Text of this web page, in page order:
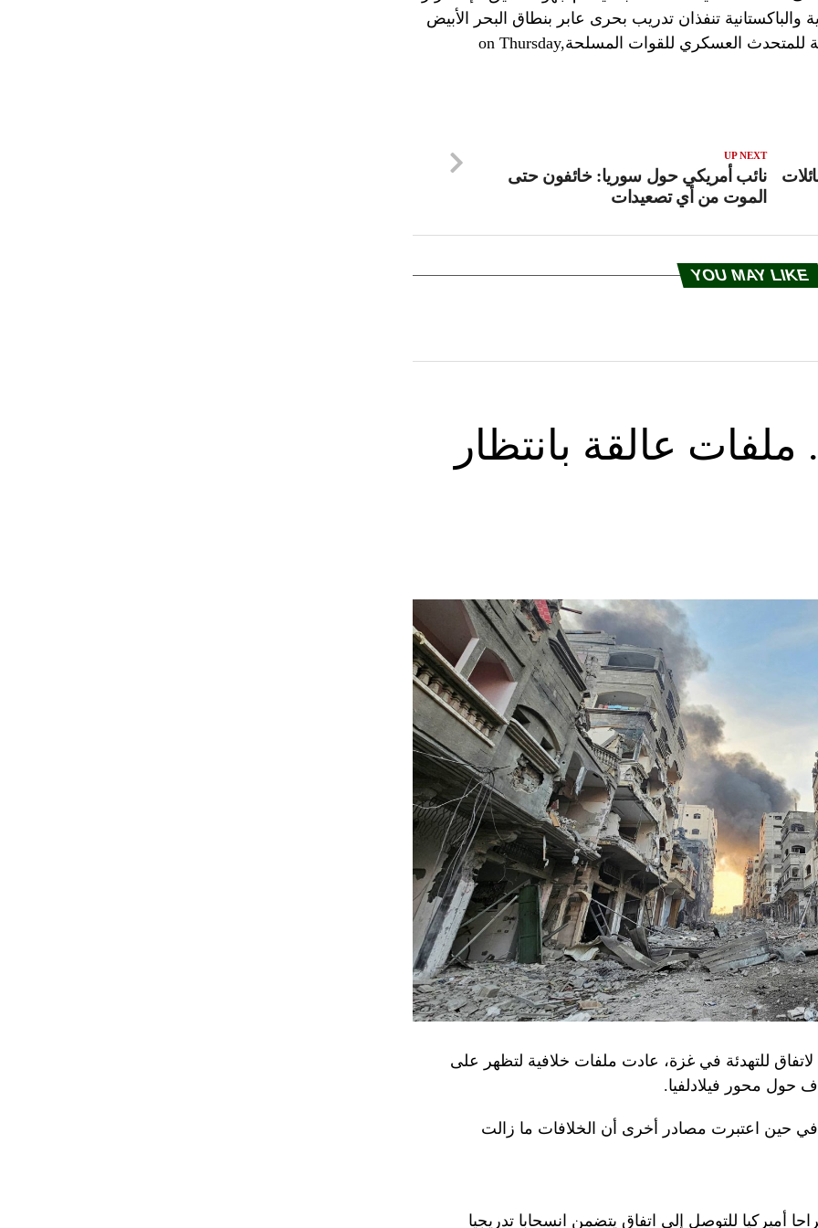
والباكستانية تنفذان تدريب بحرى عابر بنطاق البحر الأبيض
المتوسط ……Posted by ‎الصفحة الرسمية للمتحدث العسكري للقوات المسلحة‎ on Thursday,
UP NEXT
نائب أمريكي حول سوريا: خائفون حتى
الموت من أي تصعيدات
YOU MAY LIKE
عالقة بانتظار
للتهدئة في غزة، عادت ملفات خلافية لتظهر على
حول محور فيلادلفيا.
في حين اعتبرت مصادر أخرى أن الخلافات ما زالت
أميركيا للتوصل إلى اتفاق يتضمن انسحابا تدريجيا